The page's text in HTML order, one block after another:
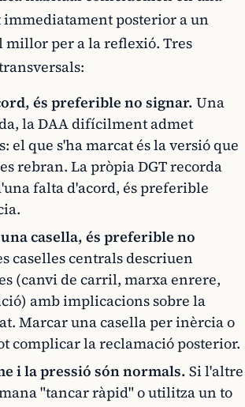
posterior a un
millor per a la reflexió. Tres
és preferible no signar. Una
la DAA difícilment admet
el que s'ha marcat és la versió que
rebran. La pròpia DGT recorda
falta d'acord, és preferible
casella, és preferible no
caselles centrals descriuen
(canvi de carril, marxa enrere,
amb implicacions sobre la
Marcar una casella per inèrcia o
complicar la reclamació posterior.
i la pressió són normals.Si l'altre
"tancar ràpid" o utilitza un to